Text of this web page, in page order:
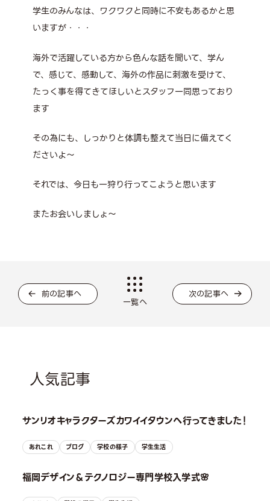
学生のみんなは、ワクワクと同時に不安もあるかと思
いますが・・・
海外で活躍している方から色んな話を聞いて、学ん
で、感じて、感動して、海外の作品に刺激を受けて、
たっく事を得てきてほしいとスタッフ一同思っており
ます
その為にも、しっかりと体調も整えて当日に備えてく
ださいよ～
それでは、今日も一狩り行ってこようと思います
またお会いしましょ～
前の記事へ
一覧へ
次の記事へ
人気記事
サンリオキャラクターズカワイイタウンへ行ってきました！
あれこれ ブログ 学校の様子 学生生活
福岡デザイン＆テクノロジー専門学校入学式🌸